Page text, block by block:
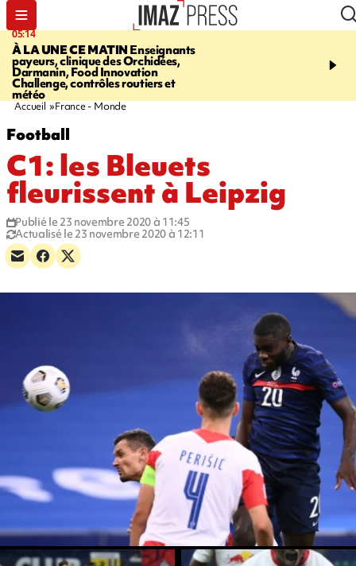
05:14
À LA UNE CE MATIN Enseignants
payeurs, clinique des Orchidées,
Darmanin, Food Innovation
Challenge, contrôles routiers et
météo
07:08
Orchidées pourrait
conséquences pour les
Accueil France - Monde
Football
C1: les Bleuets
fleurissent à Leipzig
Publié le 23 novembre 2020 à 11:45
Actualisé le 23 novembre 2020 à 12:11